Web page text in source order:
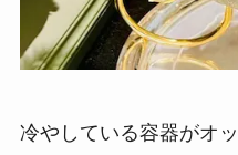
冷やしている容器がオ